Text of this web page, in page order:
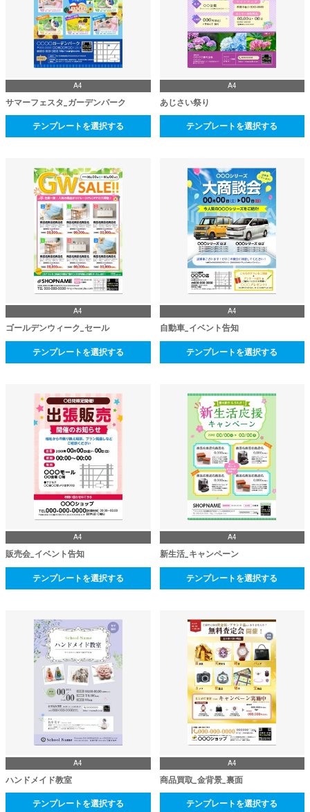
A4
サマーフェスタ_ガーデンパーク
テンプレートを選択する
A4
あじさい祭り
テンプレートを選択する
A4
ゴールデンウィーク_セール
テンプレートを選択する
A4
自動車_イベント告知
テンプレートを選択する
A4
販売会_イベント告知
テンプレートを選択する
A4
新生活_キャンペーン
テンプレートを選択する
A4
ハンドメイド教室
テンプレートを選択する
A4
商品買取_金背景_裏面
テンプレートを選択する